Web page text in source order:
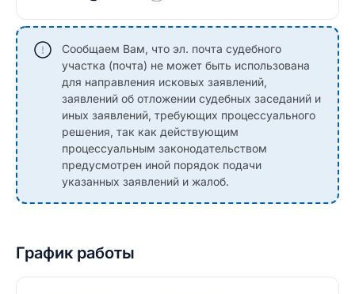
Сообщаем Вам, что эл. почта судебного
участка (почта) не может быть использована
для направления исковых заявлений,
заявлений об отложении судебных заседаний и
иных заявлений, требующих процессуального
решения, так как действующим
процессуальным законодательством
предусмотрен иной порядок подачи
указанных заявлений и жалоб.
График работы